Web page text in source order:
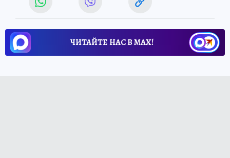
ЧИТАЙТЕ НАС В МАХ!